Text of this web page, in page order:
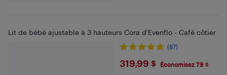
Lit de bébé ajustable à 3 hauteurs Cora d'Evenflo - Café côtier
(87)
$319.99
319,99 $ Économisez 79 $